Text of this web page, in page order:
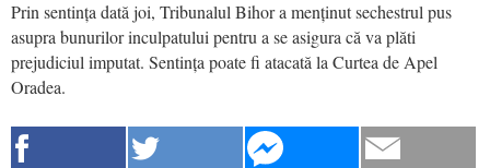
Prin sentința dată joi, Tribunalul Bihor a menținut sechestrul pus
asupra bunurilor inculpatului pentru a se asigura că va plăti
prejudiciul imputat. Sentința poate fi atacată la Curtea de Apel
Oradea.